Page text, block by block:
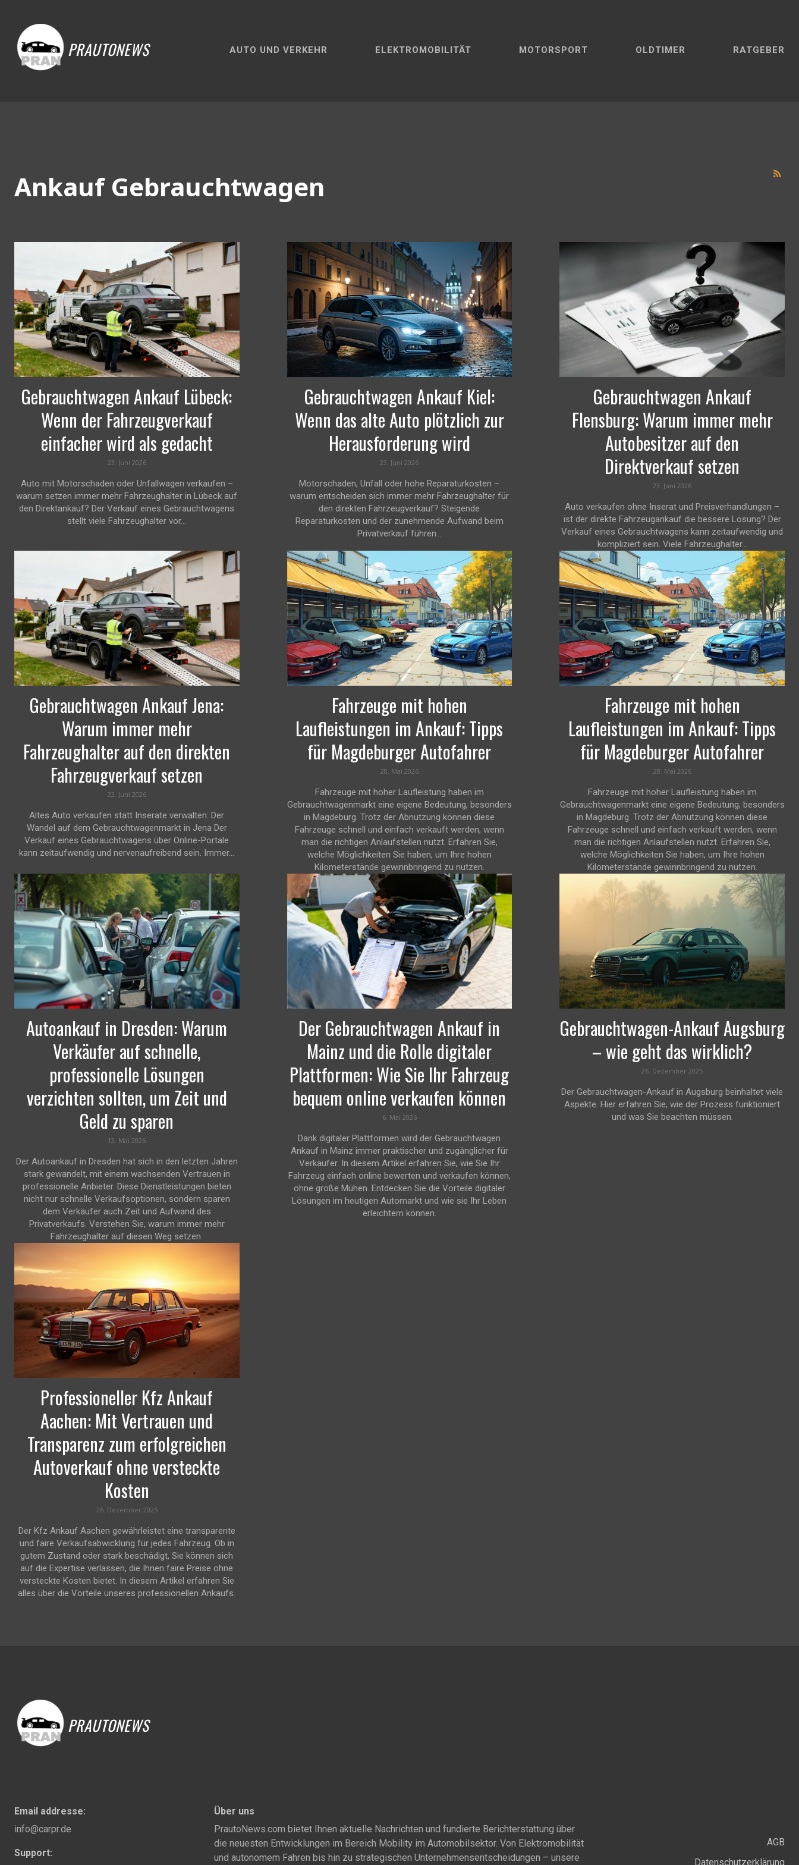
PRAUTONEWS AUTO UND VERKEHR ELEKTROMOBILITÄT MOTORSPORT OLDTIMER RATGEBER
Ankauf Gebrauchtwagen
Gebrauchtwagen Ankauf Lübeck:
Wenn der Fahrzeugverkauf
einfacher wird als gedacht
23. Juni 2026
Auto mit Motorschaden oder Unfallwagen verkaufen –
warum setzen immer mehr Fahrzeughalter in Lübeck auf
den Direktankauf? Der Verkauf eines Gebrauchtwagens
stellt viele Fahrzeughalter vor...
Gebrauchtwagen Ankauf Kiel:
Wenn das alte Auto plötzlich zur
Herausforderung wird
23. Juni 2026
Motorschaden, Unfall oder hohe Reparaturkosten –
warum entscheiden sich immer mehr Fahrzeughalter für
den direkten Fahrzeugverkauf? Steigende
Reparaturkosten und der zunehmende Aufwand beim
Privatverkauf führen...
Gebrauchtwagen Ankauf
Flensburg: Warum immer mehr
Autobesitzer auf den
Direktverkauf setzen
23. Juni 2026
Auto verkaufen ohne Inserat und Preisverhandlungen –
ist der direkte Fahrzeugankauf die bessere Lösung? Der
Verkauf eines Gebrauchtwagens kann zeitaufwendig und
kompliziert sein. Viele Fahrzeughalter...
Gebrauchtwagen Ankauf Jena:
Warum immer mehr
Fahrzeughalter auf den direkten
Fahrzeugverkauf setzen
23. Juni 2026
Altes Auto verkaufen statt Inserate verwalten: Der
Wandel auf dem Gebrauchtwagenmarkt in Jena Der
Verkauf eines Gebrauchtwagens über Online-Portale
kann zeitaufwendig und nervenaufreibend sein. Immer...
Fahrzeuge mit hohen
Laufleistungen im Ankauf: Tipps
für Magdeburger Autofahrer
28. Mai 2026
Fahrzeuge mit hoher Laufleistung haben im
Gebrauchtwagenmarkt eine eigene Bedeutung, besonders
in Magdeburg. Trotz der Abnutzung können diese
Fahrzeuge schnell und einfach verkauft werden, wenn
man die richtigen Anlaufstellen nutzt. Erfahren Sie,
welche Möglichkeiten Sie haben, um Ihre hohen
Kilometerstände gewinnbringend zu nutzen.
Fahrzeuge mit hohen
Laufleistungen im Ankauf: Tipps
für Magdeburger Autofahrer
28. Mai 2026
Fahrzeuge mit hoher Laufleistung haben im
Gebrauchtwagenmarkt eine eigene Bedeutung, besonders
in Magdeburg. Trotz der Abnutzung können diese
Fahrzeuge schnell und einfach verkauft werden, wenn
man die richtigen Anlaufstellen nutzt. Erfahren Sie,
welche Möglichkeiten Sie haben, um Ihre hohen
Kilometerstände gewinnbringend zu nutzen.
Autoankauf in Dresden: Warum
Verkäufer auf schnelle,
professionelle Lösungen
verzichten sollten, um Zeit und
Geld zu sparen
13. Mai 2026
Der Autoankauf in Dresden hat sich in den letzten Jahren
stark gewandelt, mit einem wachsenden Vertrauen in
professionelle Anbieter. Diese Dienstleistungen bieten
nicht nur schnelle Verkaufsoptionen, sondern sparen
dem Verkäufer auch Zeit und Aufwand des
Privatverkaufs. Verstehen Sie, warum immer mehr
Fahrzeughalter auf diesen Weg setzen.
Der Gebrauchtwagen Ankauf in
Mainz und die Rolle digitaler
Plattformen: Wie Sie Ihr Fahrzeug
bequem online verkaufen können
6. Mai 2026
Dank digitaler Plattformen wird der Gebrauchtwagen
Ankauf in Mainz immer praktischer und zugänglicher für
Verkäufer. In diesem Artikel erfahren Sie, wie Sie Ihr
Fahrzeug einfach online bewerten und verkaufen können,
ohne große Mühen. Entdecken Sie die Vorteile digitaler
Lösungen im heutigen Automarkt und wie sie Ihr Leben
erleichtern können.
Gebrauchtwagen-Ankauf Augsburg
– wie geht das wirklich?
26. Dezember 2025
Der Gebrauchtwagen-Ankauf in Augsburg beinhaltet viele
Aspekte. Hier erfahren Sie, wie der Prozess funktioniert
und was Sie beachten müssen.
Professioneller Kfz Ankauf
Aachen: Mit Vertrauen und
Transparenz zum erfolgreichen
Autoverkauf ohne versteckte
Kosten
26. Dezember 2025
Der Kfz Ankauf Aachen gewährleistet eine transparente
und faire Verkaufsabwicklung für jedes Fahrzeug. Ob in
gutem Zustand oder stark beschädigt, Sie können sich
auf die Expertise verlassen, die Ihnen faire Preise ohne
versteckte Kosten bietet. In diesem Artikel erfahren Sie
alles über die Vorteile unseres professionellen Ankaufs.
PRAUTONEWS
Email addresse:
info@carpr.de
Support:
Über uns
PrautoNews.com bietet Ihnen aktuelle Nachrichten und fundierte Berichterstattung über
die neuesten Entwicklungen im Bereich Mobility im Automobilsektor. Von Elektromobilität
und autonomem Fahren bis hin zu strategischen Unternehmensentscheidungen – unsere
AGB
Datenschutzerklärung